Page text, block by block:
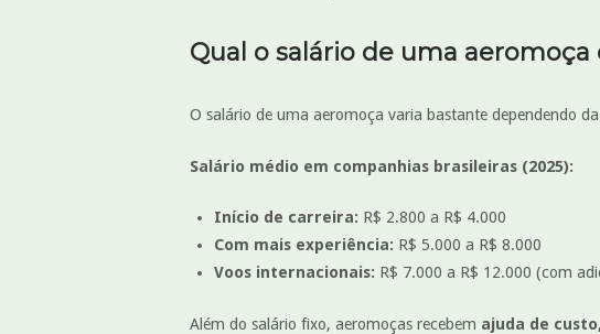
Qual o salário de uma aeromoça
O salário de uma aeromoça varia bastante dependendo
Salário médio em companhias brasileiras (2025):
Início de carreira: R$ 2.800 a R$ 4.000
Com mais experiência: R$ 5.000 a R$ 8.000
Voos internacionais: R$ 7.000 a R$ 12.000 (com
Além do salário fixo, aeromoças recebem ajuda de